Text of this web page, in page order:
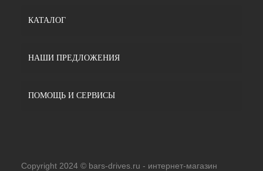
КАТАЛОГ
НАШИ ПРЕДЛОЖЕНИЯ
ПОМОЩЬ И СЕРВИСЫ
Copyright 2024 © bars-drives.ru - интернет-магазин